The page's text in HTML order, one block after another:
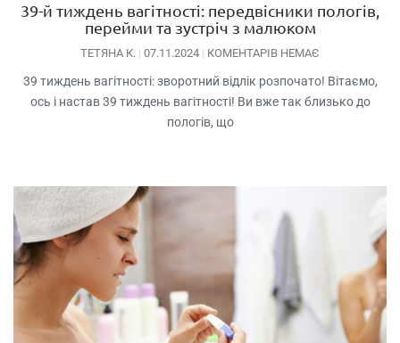
39-й тиждень вагітності: передвісники пологів,
перейми та зустріч з малюком
ТЕТЯНА К. 07.11.2024 КОМЕНТАРІВ НЕМАЄ
39 тиждень вагітності: зворотний відлік розпочато! Вітаємо,
ось і настав 39 тиждень вагітності! Ви вже так близько до
пологів, що